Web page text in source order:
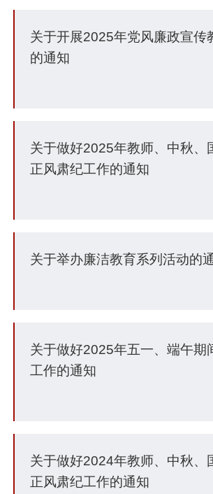
关于开展2025年党风廉政宣传
的通知
关于做好2025年教师、中秋、
正风肃纪工作的通知
关于举办廉洁教育系列活动的
关于做好2025年五一、端午期
工作的通知
关于做好2024年教师、中秋、
正风肃纪工作的通知